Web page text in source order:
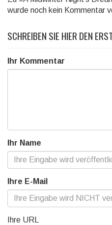
wurde noch kein Kommentar
SCHREIBEN SIE HIER DEN
Ihr Kommentar
Ihr Name
Ihre E-Mail
Ihre URL